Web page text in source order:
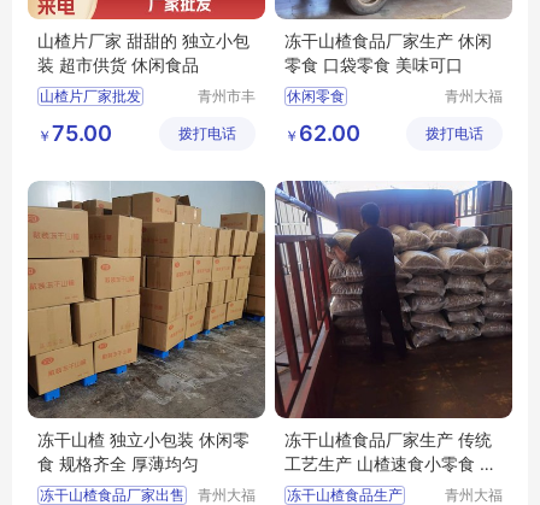
山楂片厂家 甜甜的 独立小包
装 超市供货 休闲食品
山楂片厂家批发
山楂片批发
青州市丰
￥ 75.00 拨打电话
冻干山楂食品厂家生产 休闲
零食 口袋零食 美味可口
休闲零食
隆清良品山楂食品批发
冻干山楂食品厂家供应
青州大福
展有限公
￥ 62.00 拨打电话
冻干山楂 独立小包装 休闲零
食 规格齐全 厚薄均匀
冻干山楂食品厂家出售
青州大福
冻干山楂食品厂家生产 传统
工艺生产 山楂速食小零食 休
闲食品批发
冻干山楂食品生产
青州大福